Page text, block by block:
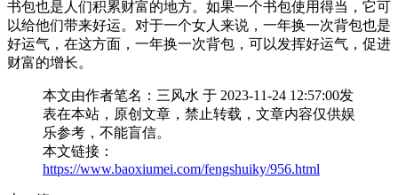
书包也是人们积累财富的地方。如果一个书包使用得当，它可
以给他们带来好运。对于一个女人来说，一年换一次背包也是
好运气，在这方面，一年换一次背包，可以发挥好运气，促进
财富的增长。
本文由作者笔名：三风水 于 2023-11-24 12:57:00发
表在本站，原创文章，禁止转载，文章内容仅供娱
乐参考，不能盲信。
本文链接：
https://www.baoxiumei.com/fengshuiky/956.html